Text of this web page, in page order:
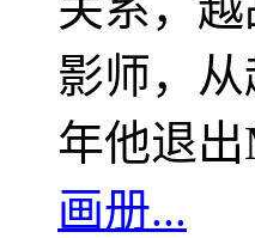
影师，
年他退
画册...